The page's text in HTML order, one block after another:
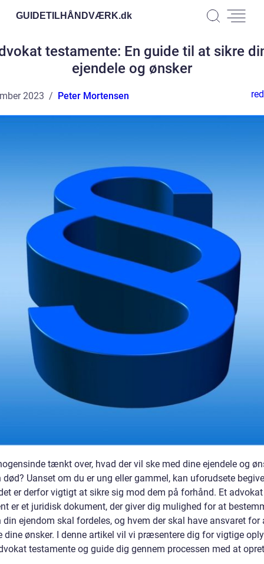
GUIDETILHÅNDVÆRK.dk
testamente: En guide til at sikre
ejendele og ønsker
2023 Peter Mortensen
tænkt over, hvad der vil ske med dine ejendele og
død? Uanset om du er ung eller gammel, kan uforudsete
er derfor vigtigt at sikre sig mod dem på forhånd. Et advokat
er et juridisk dokument, der giver dig mulighed for at
din ejendom skal fordeles, og hvem der skal have ansvaret for
dine ønsker. I denne artikel vil vi præsentere dig for vigtige
testamente og guide dig gennem processen med at